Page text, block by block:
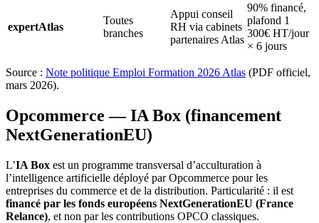
expertAtlas
Toutes
branches
Appui conseil
RH via cabinets
partenaires Atlas
90% financé,
plafond 1
300€ HT/jour
× 6 jours
Source : Note politique Emploi Formation 2026 Atlas (PDF officiel,
mars 2026).
Opcommerce — IA Box (financement
NextGenerationEU)
L’IA Box est un programme transversal d’acculturation à
l’intelligence artificielle déployé par Opcommerce pour les
entreprises du commerce et de la distribution. Particularité : il est
financé par les fonds européens NextGenerationEU (France
Relance), et non par les contributions OPCO classiques.